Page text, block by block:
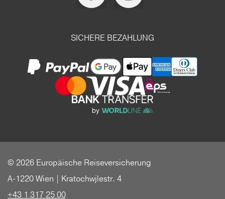
SICHERE BEZAHLUNG
© 2026 Europäische Reiseversicherung
A-1220 Wien | Kratochwjlestr. 4
+43 1 317 25 00